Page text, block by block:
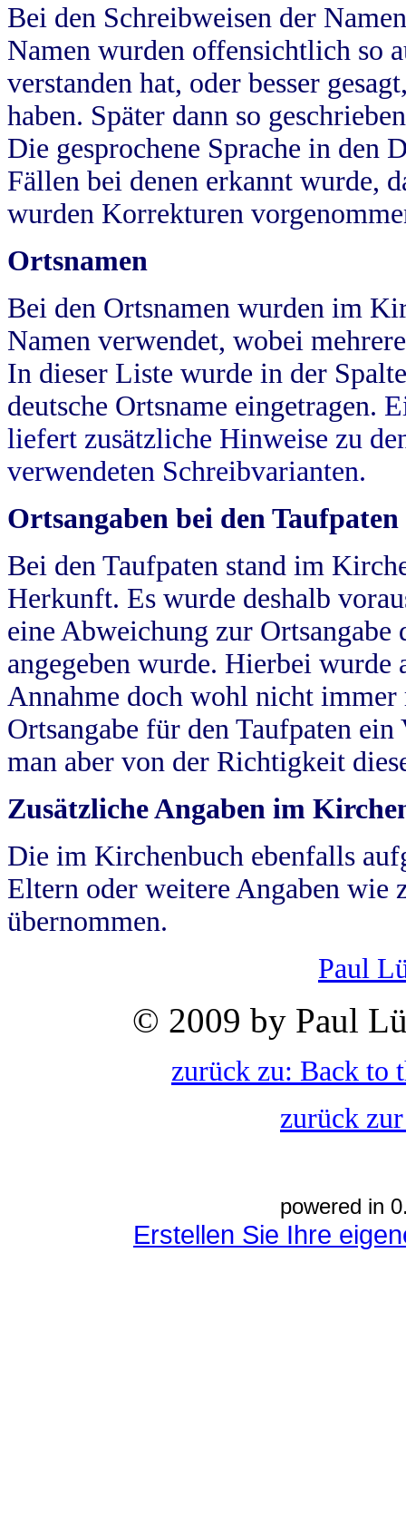
Bei den Schreibweisen der
Namen wurden offensichtlich so
verstanden hat, oder besser
haben. Später dann so
Die gesprochene Sprache in
Fällen bei denen erkannt wurde,
wurden Korrekturen
Ortsnamen
Bei den Ortsnamen wurden im
Namen verwendet, wobei
In dieser Liste wurde in der
deutsche Ortsname eingetragen.
liefert zusätzliche Hinweise zu
verwendeten Schreibvarianten.
Ortsangaben bei den Taufpaten
Bei den Taufpaten stand im
Herkunft. Es wurde deshalb
eine Abweichung zur
angegeben wurde. Hierbei wurde
Annahme doch wohl nicht
Ortsangabe für den Taufpaten
man aber von der Richtigkeit
Zusätzliche Angaben im
Die im Kirchenbuch ebenfalls
Eltern oder weitere Angaben wie
übernommen.
Paul
© 2009 by Paul
zurück zu: Back to
zurück
powered in
Erstellen Sie Ihre